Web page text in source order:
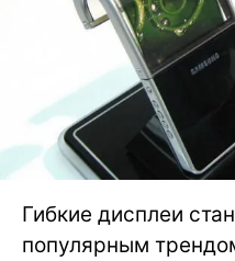
Гибкие дисплеи
популярным